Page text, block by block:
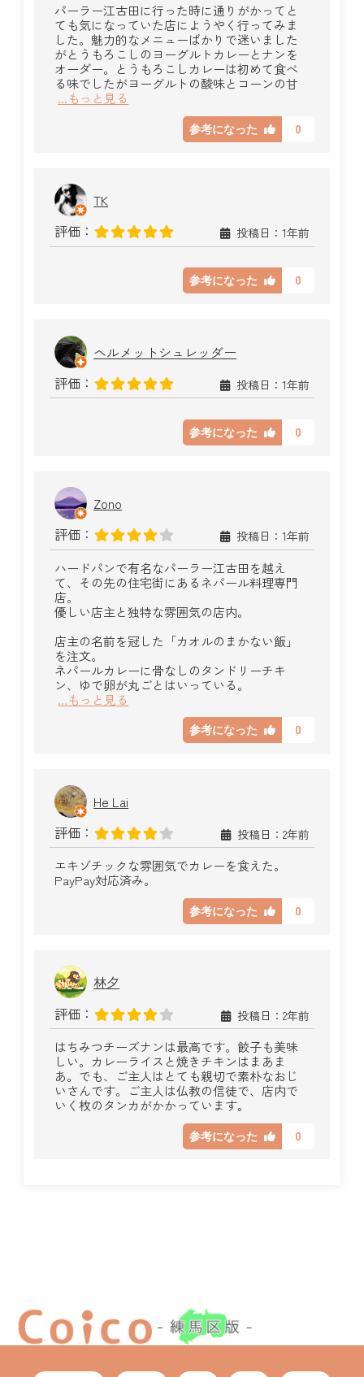
パーラー江古田に行った時に通りがかってと
ても気になっていた店にようやく行ってみま
した。魅力的なメニューばかりで迷いました
がとうもろこしのヨーグルトカレーとナンを
オーダー。とうもろこしカレーは初めて食べ
る味でしたがヨーグルトの酸味とコーンの甘
...もっと見る
参考になった 0
TK
評価：
投稿日：1年前
参考になった 0
ヘルメットシュレッダー
評価：
投稿日：1年前
参考になった 0
Zono
評価：
投稿日：1年前
ハードパンで有名なパーラー江古田を越え
て、その先の住宅街にあるネパール料理専門
店。
優しい店主と独特な雰囲気の店内。
店主の名前を冠した「カオルのまかない飯」
を注文。
ネパールカレーに骨なしのタンドリーチキ
ン、ゆで卵が丸ごとはいっている。
...もっと見る
参考になった 0
He Lai
評価：
投稿日：2年前
エキゾチックな雰囲気でカレーを食えた。
PayPay対応済み。
参考になった 0
林夕
評価：
投稿日：2年前
はちみつチーズナンは最高です。餃子も美味
しい。カレーライスと焼きチキンはまあま
あ。でも、ご主人はとても親切で素朴なおじ
いさんです。ご主人は仏教の信徒で、店内で
いく枚のタンカがかかっています。
参考になった 0